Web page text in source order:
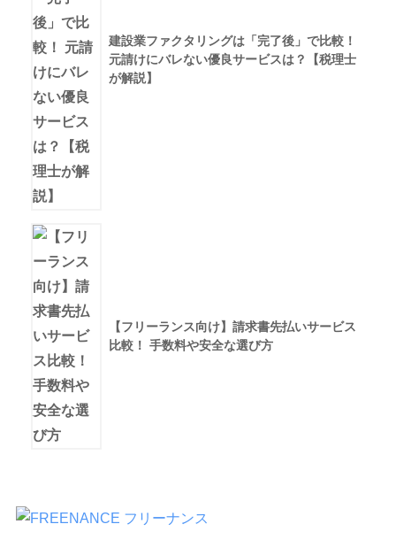
建設業ファクタリングは「完了後」で比較！
元請けにバレない優良サービスは？【税理士
が解説】
【フリーランス向け】請求書先払いサービス
比較！ 手数料や安全な選び方